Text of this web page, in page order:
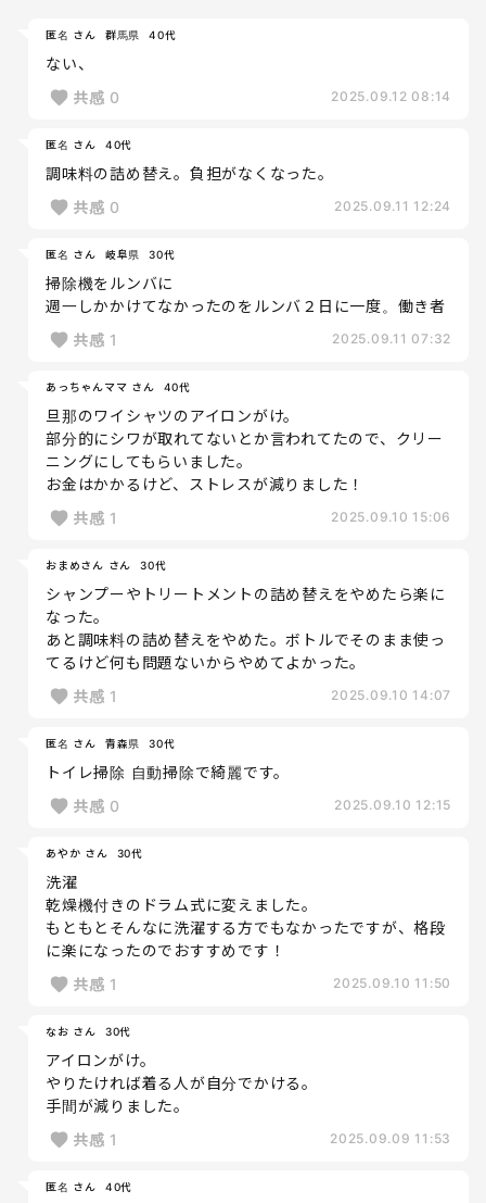
匿名 さん 群馬県 40代
ない、
共感 0 2025.09.12 08:14
匿名 さん 40代
調味料の詰め替え。負担がなくなった。
共感 0 2025.09.11 12:24
匿名 さん 岐阜県 30代
掃除機をルンバに
週一しかかけてなかったのをルンバ２日に一度。働き者
共感 1 2025.09.11 07:32
あっちゃんママ さん 40代
旦那のワイシャツのアイロンがけ。
部分的にシワが取れてないとか言われてたので、クリー
ニングにしてもらいました。
お金はかかるけど、ストレスが減りました！
共感 1 2025.09.10 15:06
おまめさん さん 30代
シャンプーやトリートメントの詰め替えをやめたら楽に
なった。
あと調味料の詰め替えをやめた。ボトルでそのまま使っ
てるけど何も問題ないからやめてよかった。
共感 1 2025.09.10 14:07
匿名 さん 青森県 30代
トイレ掃除 自動掃除で綺麗です。
共感 0 2025.09.10 12:15
あやか さん 30代
洗濯
乾燥機付きのドラム式に変えました。
もともとそんなに洗濯する方でもなかったですが、格段
に楽になったのでおすすめです！
共感 1 2025.09.10 11:50
なお さん 30代
アイロンがけ。
やりたければ着る人が自分でかける。
手間が減りました。
共感 1 2025.09.09 11:53
匿名 さん 40代